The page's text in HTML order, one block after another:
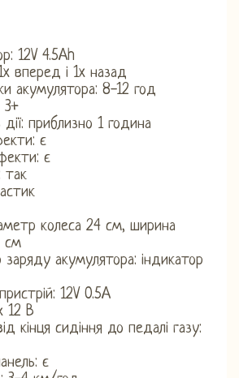
12V 4.5Ah
вперед і 1x назад
акумулятора: 8-12 год
3+
дії: приблизно 1 година
є
є
так
колеса 24 см, ширина
см
заряду акумулятора: індикатор
12V 0.5A
12 В
кінця сидіння до педалі газу:
є